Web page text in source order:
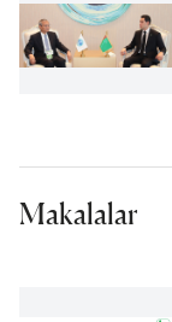
Makalalar